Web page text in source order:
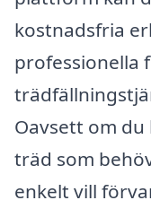
kostnadsfria
professionella
Oavsett om
träd som
enkelt vill